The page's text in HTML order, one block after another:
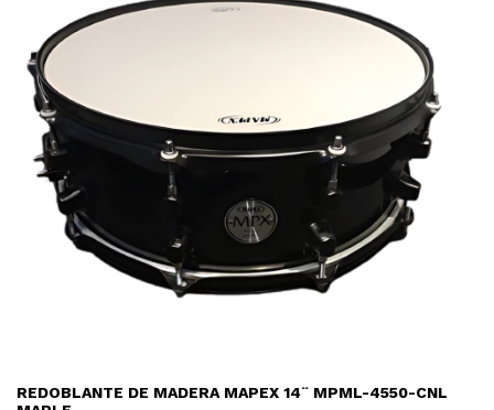
REDOBLANTE DE MADERA MAPEX 14¨ MPML-4550-CNL